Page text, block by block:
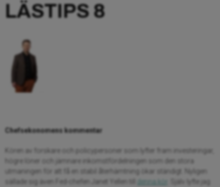
LÄSTIPS 8
Chefsekonomens kommentar
Kören av forskare och policypersoner som lyfter fram investeringar,
högre löner och jämnare inkomstfördelningen som den stora
utmaningen för att få en stabil återhämtning ökar ständigt. Nyligen
sällade sig även Fed-chefen Janet Yellen till
denna kör
. Själv lyfte jag